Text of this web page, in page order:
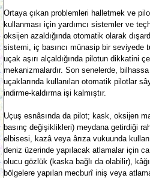
Ortaya çıkan problemleri halletmek ve
kullanması için yardımcı sistemler ve
oksijen azaldığında otomatik olarak
sistemi, iç basıncı münasip bir seviyede
uçak aşırı alçaldığında pilotun dikkatini
mekanizmalardır. Son senelerde,
uçaklarında kullanılan otomatik pilotlar
indirme-kaldırma işi kalmıştır.
Uçuş esnâsında da pilot; kask, oksijen
basınç değişiklikleri) meydana getirdiği
elbisesi, kazâ veya ârıza vukuunda
deniz üzerinde yapılacak atlamalar için
olucu gözlük (kaska bağlı da olabilir),
bölgelere yapılan mecburî iniş veya